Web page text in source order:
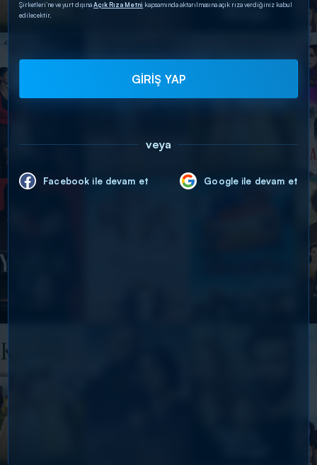
Şirketleri’ne ve yurt dışınaAçık Rıza Metni kapsamında aktarılmasına açık rıza verdiğiniz kabul
edilecektir.
GİRİŞ YAP
veya
Facebook ile devam et Google ile devam et